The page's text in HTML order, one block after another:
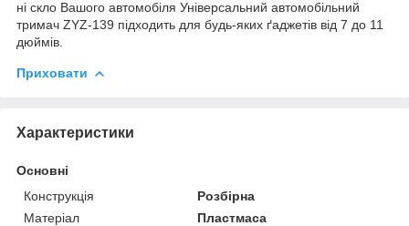
ні скло Вашого автомобіля Універсальний автомобільний
тримач ZYZ-139 підходить для будь-яких ґаджетів від 7 до 11
дюймів.
Приховати
Характеристики
Основні
Конструкція
Розбірна
Матеріал
Пластмаса